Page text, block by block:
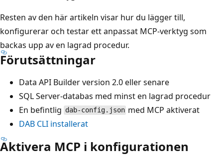
Resten av den här artikeln visar hur du lägger till,
konfigurerar och testar ett anpassat MCP-verktyg som
backas upp av en lagrad procedur.
Förutsättningar
Data API Builder version 2.0 eller senare
SQL Server-databas med minst en lagrad procedur
En befintlig dab-config.json med MCP aktiverat
DAB CLI installerat
Aktivera MCP i konfigurationen